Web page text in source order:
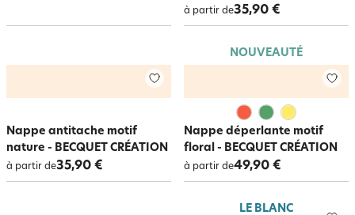
à partir de35,90 €
Nappe antitache motif
nature - BECQUET CRÉATION
à partir de35,90 €
NOUVEAUTÉ
Nappe déperlante motif
floral - BECQUET CRÉATION
à partir de49,90 €
LE BLANC